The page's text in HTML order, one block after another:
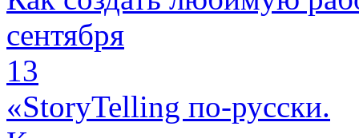
сентября
13
«StoryTelling по-русски.